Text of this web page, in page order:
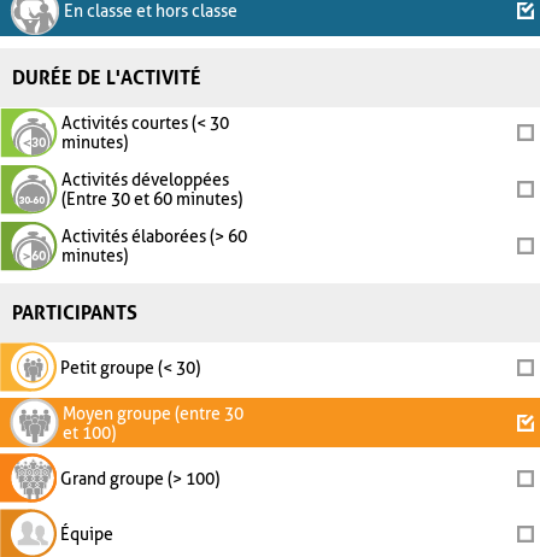
En classe et hors classe
DURÉE DE L'ACTIVITÉ
Activités courtes (< 30
minutes)
Activités développées
(Entre 30 et 60 minutes)
Activités élaborées (> 60
minutes)
PARTICIPANTS
Petit groupe (< 30)
Moyen groupe (entre 30
et 100)
Grand groupe (> 100)
Équipe